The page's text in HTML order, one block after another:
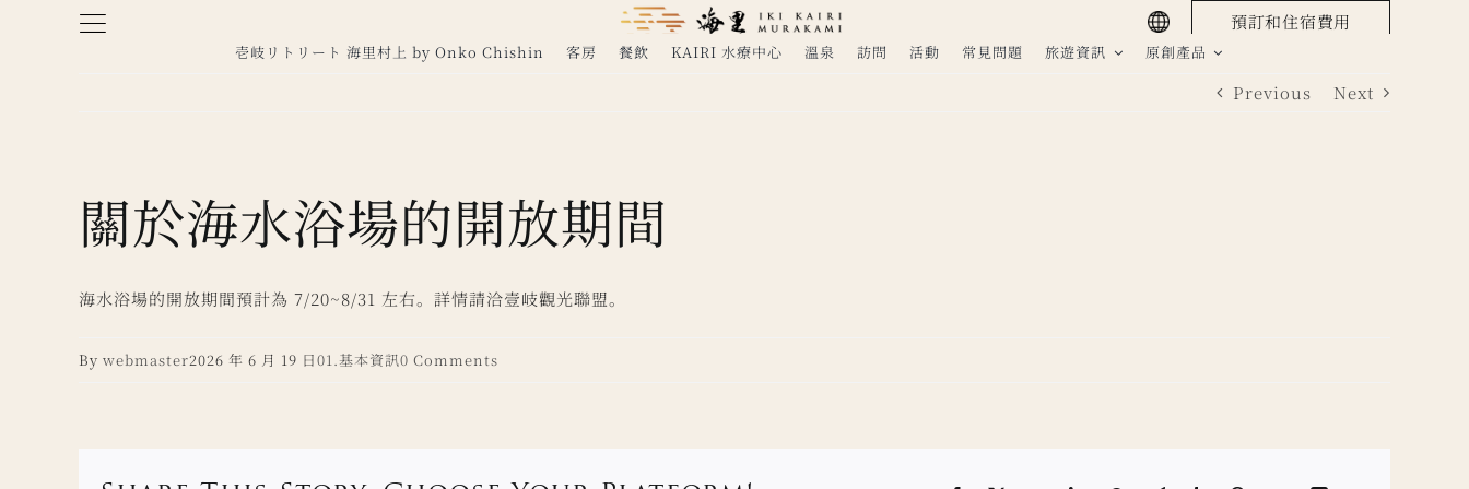
預訂和住宿費用
壱岐リトリート 海里村上 by Onko Chishin 客房 餐飲 KAIRI 水療中心 溫泉 訪問 活動 常見問題 旅遊資訊 原創產品
Previous Next
關於海水浴場的開放期間
海水浴場的開放期間預計為 7/20~8/31 左右。詳情請洽壹岐觀光聯盟。
By webmaster2026 年 6 月 19 日01.基本資訊0 Comments